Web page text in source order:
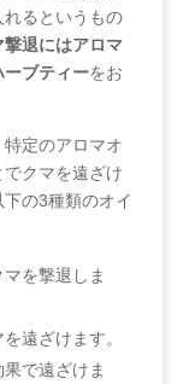
るというもの
撃退にはアロマ
ブティーをお
定のアロマオ
クマを遠ざけ
の3種類のオイ
を撃退しま
遠ざけます。
で遠ざけま